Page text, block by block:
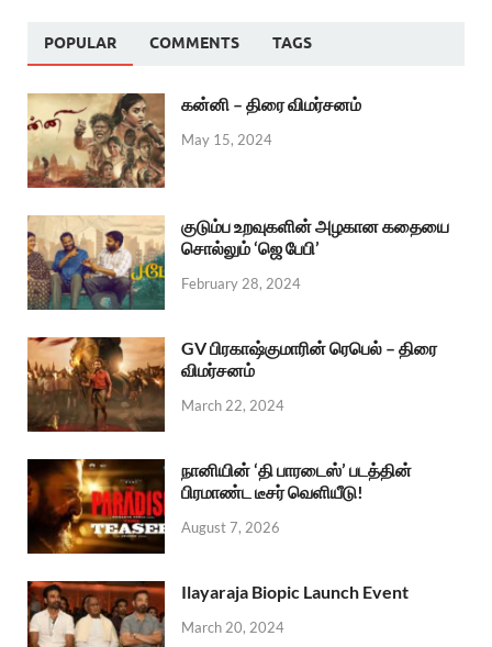
POPULAR COMMENTS TAGS
கன்னி – திரை விமர்சனம்
May 15, 2024
குடும்ப உறவுகளின் அழகான கதையை
சொல்லும் ‘ஜெ பேபி’
February 28, 2024
GV பிரகாஷ்குமாரின் ரெபெல் – திரை
விமர்சனம்
March 22, 2024
நானியின் ‘தி பாரடைஸ்’ படத்தின்
பிரமாண்ட டீசர் வெளியீடு!
August 7, 2026
Ilayaraja Biopic Launch Event
March 20, 2024